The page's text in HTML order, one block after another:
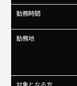
勤務時間
勤務地
対象となる方